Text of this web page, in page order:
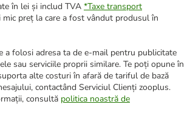
în lei și includ TVA *Taxe transport
mic preț la care a fost vândut produsul în
a folosi adresa ta de e-mail pentru publicitate
sau serviciile proprii similare. Te poți opune în
alte costuri în afară de tariful de bază
contactând Serviciul Clienți zooplus.
consultă politica noastră de